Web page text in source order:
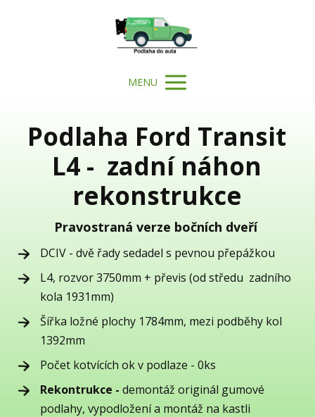
MENU
Podlaha Ford Transit
L4 - zadní náhon
rekonstrukce
Pravostraná verze bočních dveří
DCIV - dvě řady sedadel s pevnou přepážkou
L4, rozvor 3750mm + převis (od středu zadního
kola 1931mm)
Šířka ložné plochy 1784mm, mezi podběhy kol
1392mm
Počet kotvících ok v podlaze - 0ks
Rekontrukce -demontáž originál gumové
podlahy, vypodložení a montáž na kastli